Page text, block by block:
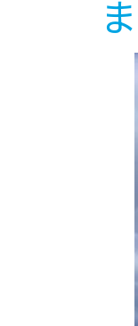
ま